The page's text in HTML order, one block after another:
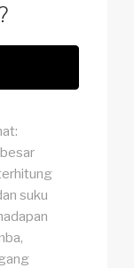
suku